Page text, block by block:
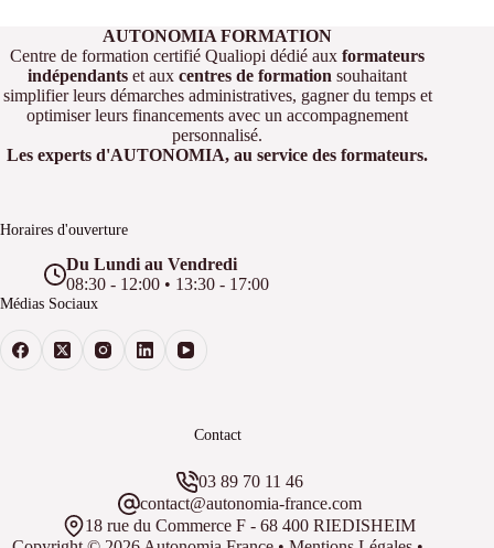
AUTONOMIA FORMATION
Centre de formation certifié Qualiopi dédié auxformateurs
indépendantset auxcentres de formationsouhaitant
simplifier leurs démarches administratives, gagner du temps et
optimiser leurs financements avec un accompagnement
personnalisé.
Les experts d'AUTONOMIA, au service des formateurs.
Horaires d'ouverture
Du Lundi au Vendredi
08:30 - 12:00 • 13:30 - 17:00
Médias Sociaux
Contact
03 89 70 11 46
contact@autonomia-france.com
18 rue du Commerce F - 68 400 RIEDISHEIM